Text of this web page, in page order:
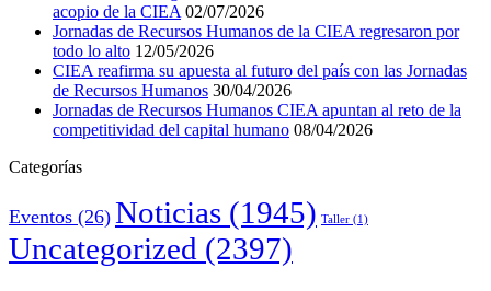
acopio de la CIEA 02/07/2026
Jornadas de Recursos Humanos de la CIEA regresaron por
todo lo alto 12/05/2026
CIEA reafirma su apuesta al futuro del país con las Jornadas
de Recursos Humanos 30/04/2026
Jornadas de Recursos Humanos CIEA apuntan al reto de la
competitividad del capital humano 08/04/2026
Categorías
Eventos (26) Noticias (1945) Taller (1)
Uncategorized (2397)